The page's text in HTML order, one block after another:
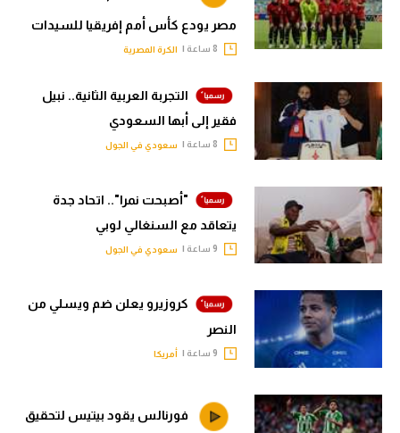
مصر يودع كأس أمم إفريقيا للسيدات
الكرة المصرية
التجربة العربية الثانية.. نبيل
فقير إلى أبها السعودي
سعودي في الجول
"أصبحت نمرا".. اتحاد جدة
يتعاقد مع السنغالي لوبي
سعودي في الجول
كروزيرو يعلن ضم ويسلي من
النصر
أمريكا
فورنالس يقود بيتيس لتحقيق